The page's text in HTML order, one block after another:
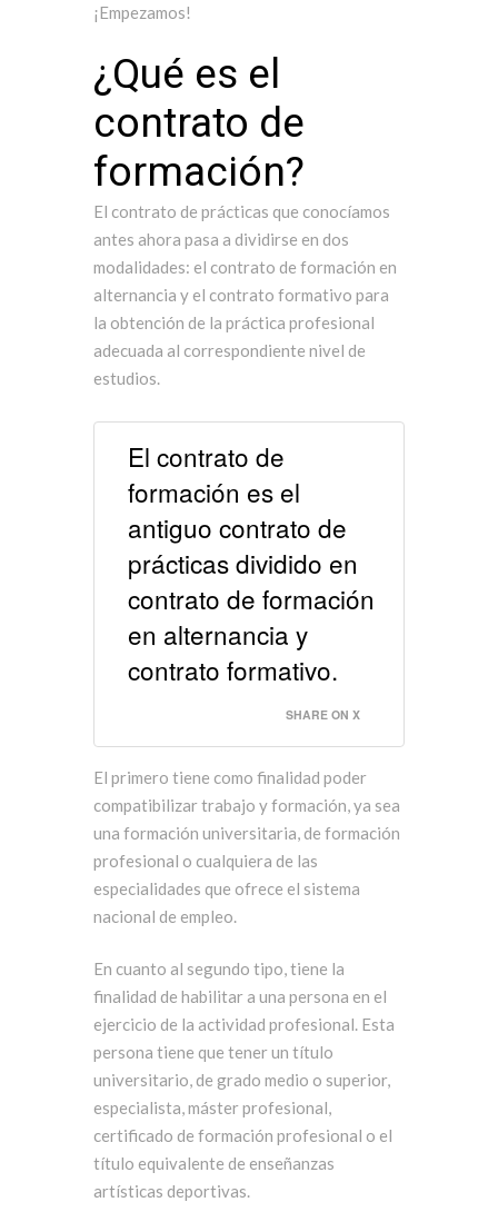
¡Empezamos!
¿Qué es el
contrato de
formación?
El contrato de prácticas que conocíamos
antes ahora pasa a dividirse en dos
modalidades: el contrato de formación en
alternancia y el contrato formativo para
la obtención de la práctica profesional
adecuada al correspondiente nivel de
estudios.
El contrato de
formación es el
antiguo contrato de
prácticas dividido en
contrato de formación
en alternancia y
contrato formativo.
SHARE ON X
El primero tiene como finalidad poder
compatibilizar trabajo y formación, ya sea
una formación universitaria, de formación
profesional o cualquiera de las
especialidades que ofrece el sistema
nacional de empleo.
En cuanto al segundo tipo, tiene la
finalidad de habilitar a una persona en el
ejercicio de la actividad profesional. Esta
persona tiene que tener un título
universitario, de grado medio o superior,
especialista, máster profesional,
certificado de formación profesional o el
título equivalente de enseñanzas
artísticas deportivas.